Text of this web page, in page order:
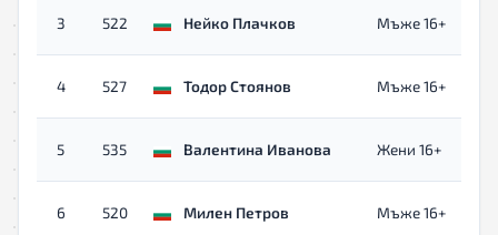
3 522 Нейко Плачков Мъже 16+
4 527 Тодор Стоянов Мъже 16+
5 535 Валентина Иванова Жени 16+
6 520 Милен Петров Мъже 16+